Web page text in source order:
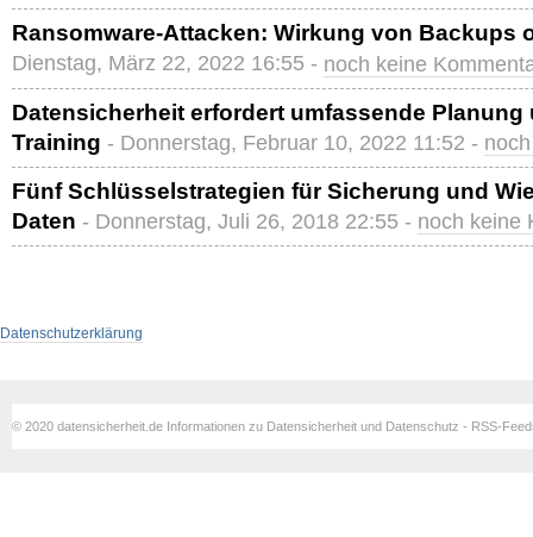
Ransomware-Attacken: Wirkung von Backups
Dienstag, März 22, 2022 16:55 - noch keine
Datensicherheit erfordert umfassende Planung
Training - Donnerstag, Februar 10, 2022 11:52 -
Fünf Schlüsselstrategien für Sicherung und
Daten - Donnerstag, Juli 26, 2018 22:55 - noch keine
Datenschutzerklärung
© 2020 datensicherheit.de Informationen zu Datensicherheit und Datenschutz - RSS-